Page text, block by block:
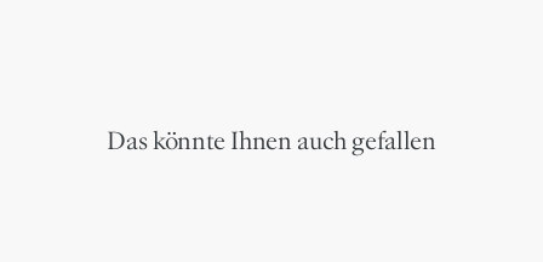
Das könnte Ihnen auch gefallen